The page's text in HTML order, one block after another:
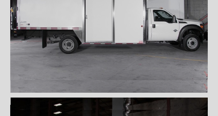
Marches
Échelles et passerelles
Caméra de recul
Sous-structures
Poignées et serrures